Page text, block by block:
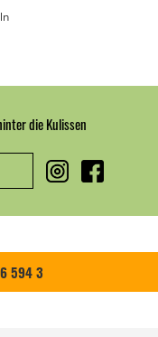
die Kulissen
594 3